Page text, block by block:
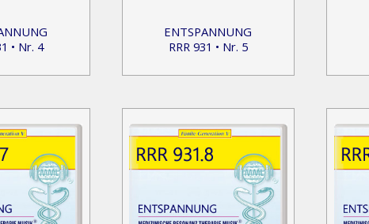
• Nr. 4
ENTSPANNUNG
RRR 931 • Nr. 5